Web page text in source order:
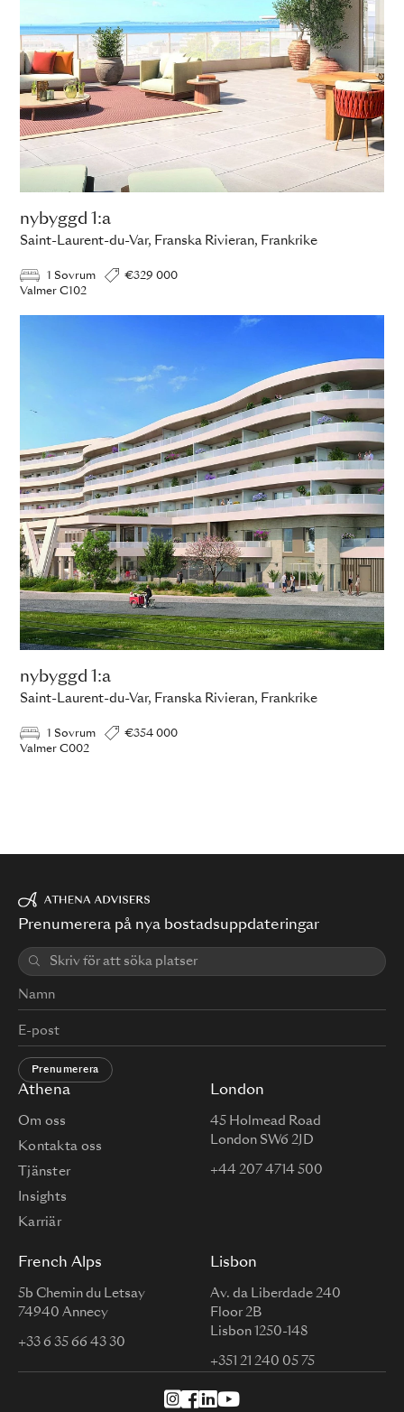
nybyggd 1:a
Saint-Laurent-du-Var, Franska Rivieran, Frankrike
1 Sovrum
€329 000
Valmer C102
nybyggd 1:a
Saint-Laurent-du-Var, Franska Rivieran, Frankrike
1 Sovrum
€354 000
Valmer C002
Athena
Om oss
Kontakta oss
Tjänster
Insights
Karriär
London
45 Holmead Road
London SW6 2JD
+44 207 4714 500
French Alps
5b Chemin du Letsay
74940 Annecy
+33 6 35 66 43 30
Lisbon
Av. da Liberdade 240
Floor 2B
Lisbon 1250-148
+351 21 240 05 75
Prenumerera på nya bostadsuppdateringar
Prenumerera